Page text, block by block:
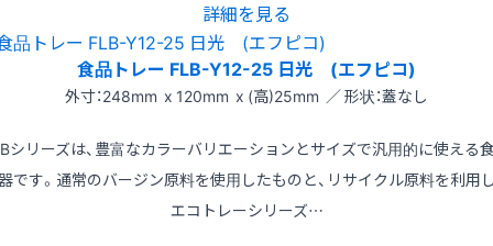
詳細を見る
食品トレー FLB-Y12-25 日光 (エフピコ)
外寸：248mm x 120mm x (高)25mm ／ 形状：蓋なし
シリーズは、豊富なカラーバリエーションとサイズで汎用的に使える
です。通常のバージン原料を使用したものと、リサイクル原料を利用
エコトレーシリーズ…